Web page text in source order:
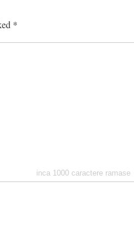
*
inca 1000 caractere ramase